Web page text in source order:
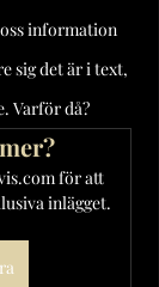
information
sig det är i text,
Varför då?
för att
inlägget.